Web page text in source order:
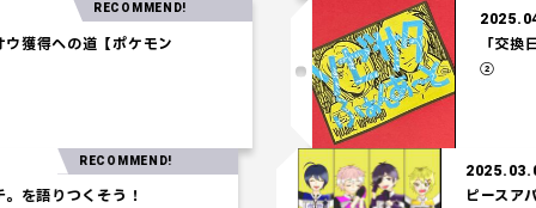
オウ獲得への道【ポケモン
RECOMMEND!
「
語りつくそう！
RECOMMEND!
2025.03.06
ピースアパー